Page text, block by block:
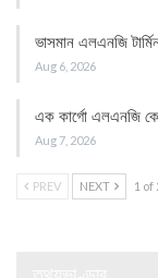
ভাসমান এলএনজি
Aug 6, 2026
এক কার্গো এলএনজি
Aug 7, 2026
PREV NEXT 1 of